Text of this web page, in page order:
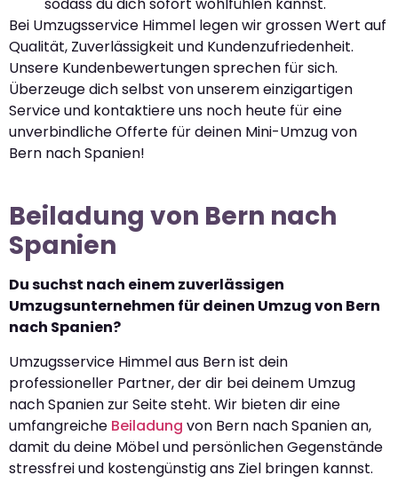
sodass du dich sofort wohlfühlen kannst.
Bei Umzugsservice Himmel legen wir grossen Wert auf
Qualität, Zuverlässigkeit und Kundenzufriedenheit.
Unsere Kundenbewertungen sprechen für sich.
Überzeuge dich selbst von unserem einzigartigen
Service und kontaktiere uns noch heute für eine
unverbindliche Offerte für deinen Mini-Umzug von
Bern nach Spanien!
Beiladung von Bern nach
Spanien
Du suchst nach einem zuverlässigen
Umzugsunternehmen für deinen Umzug von Bern
nach Spanien?
Umzugsservice Himmel aus Bern ist dein
professioneller Partner, der dir bei deinem Umzug
nach Spanien zur Seite steht. Wir bieten dir eine
umfangreiche Beiladung von Bern nach Spanien an,
damit du deine Möbel und persönlichen Gegenstände
stressfrei und kostengünstig ans Ziel bringen kannst.